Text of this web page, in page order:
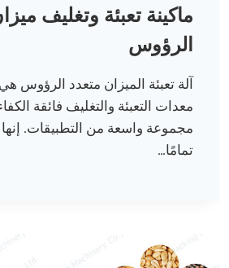
ماكينة تعبئة وتغليف
الرؤوس
آلة تعبئة الميزان متعدد الرؤوس
معدات التعبئة والتغليف فائقة
مجموعة واسعة من التطبيقات. إنها
تمامًا…